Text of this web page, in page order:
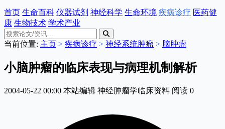
首页 生命百科 仪器试剂 神经科学 生命环境 疾病诊疗 医药健
康 生物技术 学术产业
当前位置: 主页 > 疾病诊疗 > 神经系统肿瘤 > 脑肿瘤
小脑肿瘤的临床表现与病理机制解析
2004-05-22 00:00 本站编辑 神经肿瘤学临床资料 阅读 0